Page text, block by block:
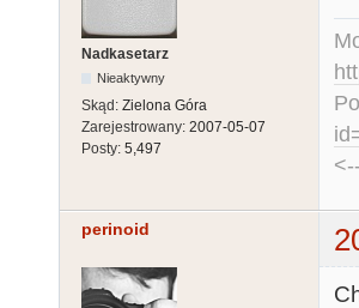
Nadkasetarz
Nieaktywny
Skąd: Zielona Góra
Zarejestrowany: 2007-05-07
Posty: 5,497
perinoid